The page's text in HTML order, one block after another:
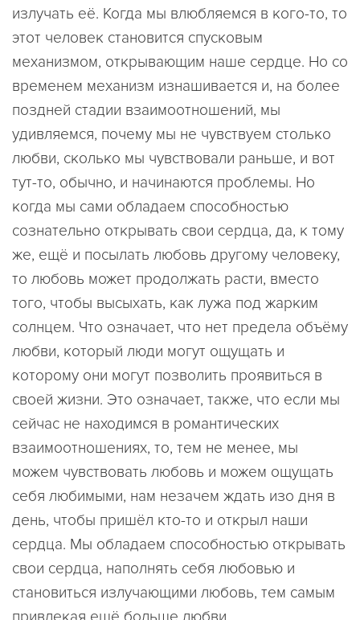
излучать её. Когда мы влюбляемся в кого-то, то
этот человек становится спусковым
механизмом, открывающим наше сердце. Но со
временем механизм изнашивается и, на более
поздней стадии взаимоотношений, мы
удивляемся, почему мы не чувствуем столько
любви, сколько мы чувствовали раньше, и вот
тут-то, обычно, и начинаются проблемы. Но
когда мы сами обладаем способностью
сознательно открывать свои сердца, да, к тому
же, ещё и посылать любовь другому человеку,
то любовь может продолжать расти, вместо
того, чтобы высыхать, как лужа под жарким
солнцем. Что означает, что нет предела объёму
любви, который люди могут ощущать и
которому они могут позволить проявиться в
своей жизни. Это означает, также, что если мы
сейчас не находимся в романтических
взаимоотношениях, то, тем не менее, мы
можем чувствовать любовь и можем ощущать
себя любимыми, нам незачем ждать изо дня в
день, чтобы пришёл кто-то и открыл наши
сердца. Мы обладаем способностью открывать
свои сердца, наполнять себя любовью и
становиться излучающими любовь, тем самым